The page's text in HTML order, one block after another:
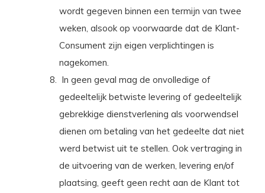
wordt gegeven binnen een termijn van twee
weken, alsook op voorwaarde dat de Klant-
Consument zijn eigen verplichtingen is
nagekomen.
In geen geval mag de onvolledige of
gedeeltelijk betwiste levering of gedeeltelijk
gebrekkige dienstverlening als voorwendsel
dienen om betaling van het gedeelte dat niet
werd betwist uit te stellen. Ook vertraging in
de uitvoering van de werken, levering en/of
plaatsing, geeft geen recht aan de Klant tot